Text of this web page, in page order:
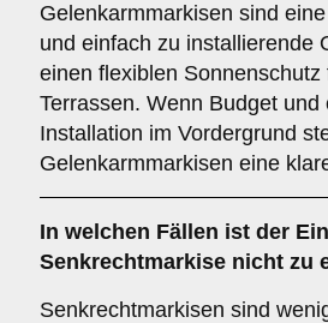
Gelenkarmmarkisen sind
und einfach zu installierende
einen flexiblen Sonnenschutz
Terrassen. Wenn Budget und
Installation im Vordergrund
Gelenkarmmarkisen eine
In welchen Fällen ist der
Senkrechtmarkise nicht zu
Senkrechtmarkisen sind